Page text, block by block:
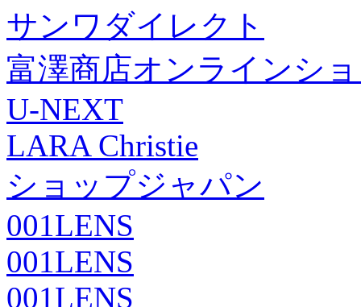
サンワダイレクト
富澤商店オンラインシ
U-NEXT
LARA Christie
ショップジャパン
001LENS
001LENS
001LENS